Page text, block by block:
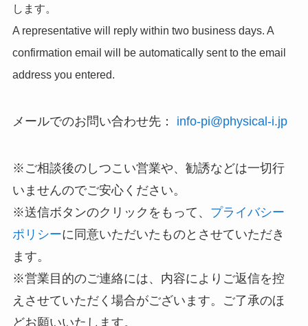
します。
A representative will reply within two business days. A
confirmation email will be automatically sent to the email
address you entered.
メールでのお問い合わせ先： info-pi@physical-i.jp
※ご相談後のしつこい営業や、勧誘などは一切行
いませんのでご安心ください。
※送信ボタンのクリックをもって、 プライバシー
ポリシーに同意いただいたものとさせていただき
ます。
※営業目的のご連絡には、内容によりご返信を控
えさせていただく場合がございます。ご了承のほ
どお願いいたします。